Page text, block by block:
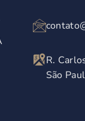
R.
São